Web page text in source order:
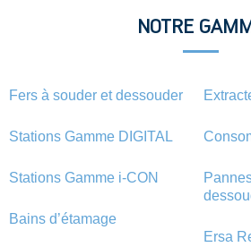
NOTRE
Fers à souder et dessouder
Stations Gamme DIGITAL
Stations Gamme i-CON
Bains d’étamage
Ersa